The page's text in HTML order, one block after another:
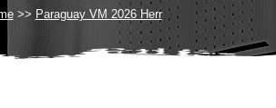
Paraguay VM 2026 Herr